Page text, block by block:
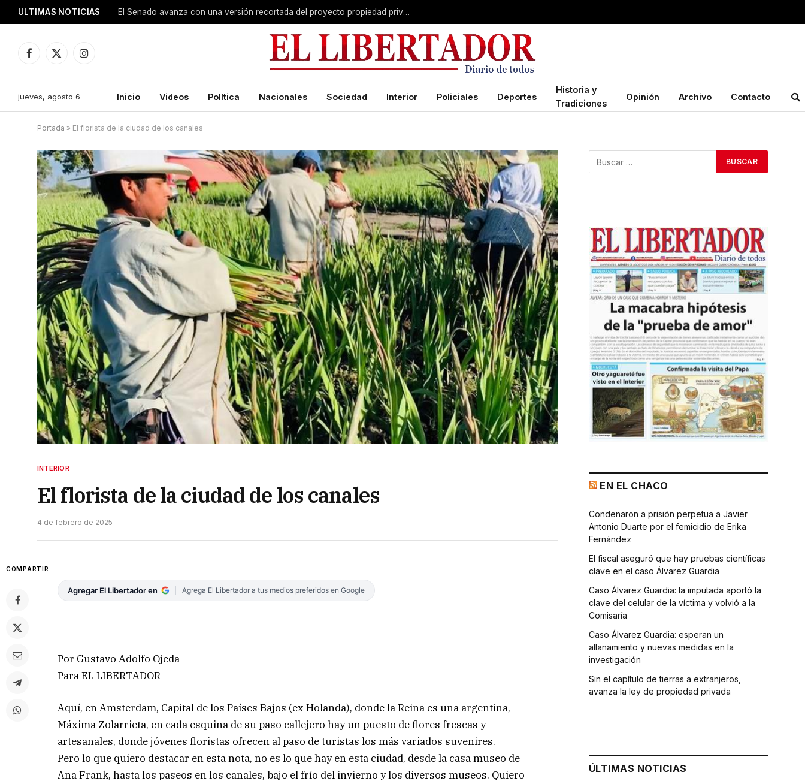
ULTIMAS NOTICIAS El Senado avanza con una versión recortada del proyecto propiedad privada: desalojo exprés, plazos y menos capítulos
Facebook
X
Instagram
jueves, agosto 6 Inicio Videos Política Nacionales Sociedad Interior Policiales Deportes
Historia y
Tradiciones
Opinión Archivo Contacto
Portada » El florista de la ciudad de los canales
INTERIOR
El florista de la ciudad de los canales
4 de febrero de 2025
COMPARTIR
Agregar El Libertador en Agrega El Libertador a tus medios preferidos en Google
Por Gustavo Adolfo Ojeda
Para EL LIBERTADOR
Aquí, en Amsterdam, Capital de los Países Bajos (ex Holanda), donde la Reina es una argentina,
Máxima Zolarrieta, en cada esquina de su paso callejero hay un puesto de flores frescas y
artesanales, donde jóvenes floristas ofrecen al paso de turistas los más variados suvenires.
Pero lo que quiero destacar en esta nota, no es lo que hay en esta ciudad, desde la casa museo de
Ana Frank, hasta los paseos en los canales, bajo el frío del invierno y los diversos museos. Quiero
EN EL CHACO
Condenaron a prisión perpetua a Javier
Antonio Duarte por el femicidio de Erika
Fernández
El fiscal aseguró que hay pruebas científicas
clave en el caso Álvarez Guardia
Caso Álvarez Guardia: la imputada aportó la
clave del celular de la víctima y volvió a la
Comisaría
Caso Álvarez Guardia: esperan un
allanamiento y nuevas medidas en la
investigación
Sin el capítulo de tierras a extranjeros,
avanza la ley de propiedad privada
ÚLTIMAS NOTICIAS